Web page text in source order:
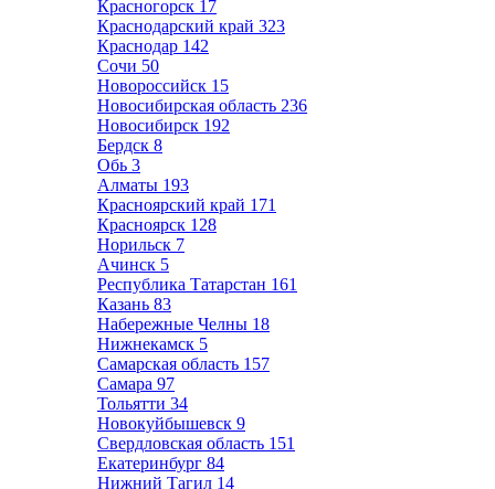
Красногорск 17
Краснодарский край 323
Краснодар 142
Сочи 50
Новороссийск 15
Новосибирская область 236
Новосибирск 192
Бердск 8
Обь 3
Алматы 193
Красноярский край 171
Красноярск 128
Норильск 7
Ачинск 5
Республика Татарстан 161
Казань 83
Набережные Челны 18
Нижнекамск 5
Самарская область 157
Самара 97
Тольятти 34
Новокуйбышевск 9
Свердловская область 151
Екатеринбург 84
Нижний Тагил 14